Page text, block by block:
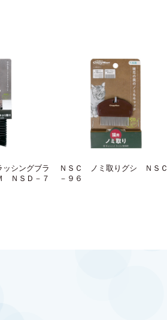
シングブラ
ＮＳＤ－７
ＮＳＣ ノミ取りグシ ＮＳＣ
－９６